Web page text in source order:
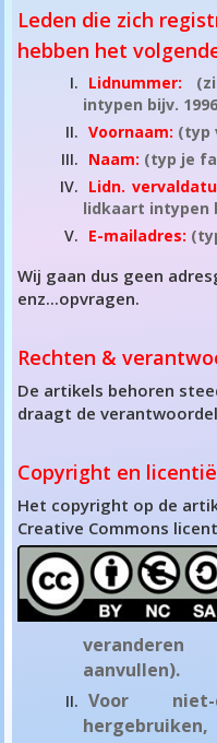
Leden die zich
hebben het
Lidnummer:
intypen bijv.
Voornaam: (typ
Naam: (typ je
Lidn.
lidkaart intypen
E-mailadres:
Wij gaan dus geen
enz...opvragen.
Rechten &
De artikels behoren
draagt de
Copyright en
Het copyright op de
Creative Commons
aanvullen).
Voor niet-
hergebruiken,